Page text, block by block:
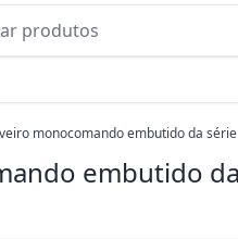
search no header
monocomando embutido da
embutido